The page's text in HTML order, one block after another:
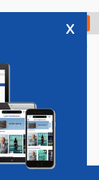
Check in
Vacatures
x